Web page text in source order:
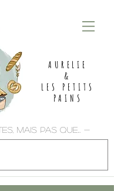
AURELIE
&
LES PETITS
PAINS
mais pas que... -